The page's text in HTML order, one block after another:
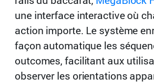
une interface interactive où
action importe. Le système
façon automatique les
outcomes, facilitant aux
observer les orientations